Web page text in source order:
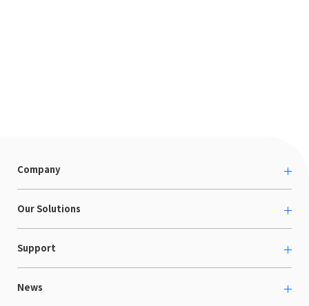
Company
About us
カルチャー
採用情報
Our Solutions
越境ECコンサルティング
Shopee支援
LaunchCart
Support
お役立ち資料
News